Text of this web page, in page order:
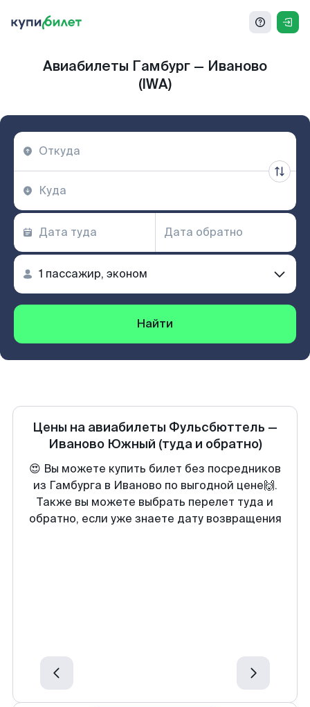
Авиабилеты Гамбург — Иваново
(IWA)
Найти
Цены на авиабилеты Фульсбюттель —
Иваново Южный (туда и обратно)
😍 Вы можете купить билет без посредников
из Гамбурга в Иваново по выгодной цене🙌.
Также вы можете выбрать перелет туда и
обратно, если уже знаете дату возвращения